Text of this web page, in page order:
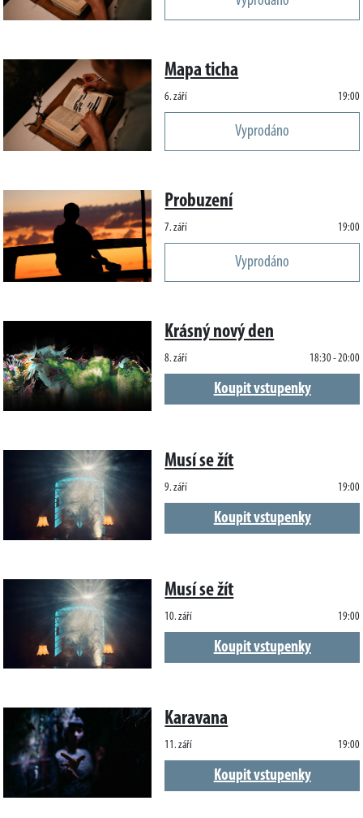
Mapa ticha
6. září 19:00
Vyprodáno
Probuzení
7. září 19:00
Vyprodáno
Krásný nový den
8. září 18:30 - 20:00
Koupit vstupenky
Musí se žít
9. září 19:00
Koupit vstupenky
Musí se žít
10. září 19:00
Koupit vstupenky
Karavana
11. září 19:00
Koupit vstupenky